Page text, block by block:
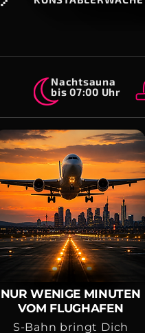
Nachtsauna
bis 07:00 Uhr
NUR WENIGE MINUTEN
VOM FLUGHAFEN
S-Bahn bringt Dich